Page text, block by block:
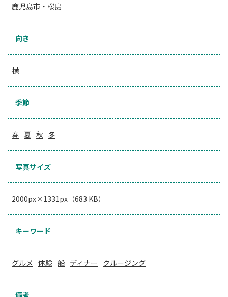
鹿児島市・桜島
向き
横
季節
春 夏 秋 冬
写真サイズ
2000px×1331px（683 KB）
キーワード
グルメ 体験 船 ディナー クルージング
備考